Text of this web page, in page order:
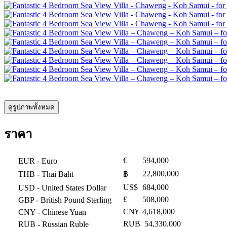
ดูรูปภาพทั้งหมด
ราคา
EUR - Euro €
594,000
THB - Thai Baht ฿
22,800,000
USD - United States Dollar US$ 684,000
GBP- British Pound Sterling £
508,000
CNY - Chinese Yuan CN¥ 4,618,000
RUB - Russian Ruble RUB 54,330,000